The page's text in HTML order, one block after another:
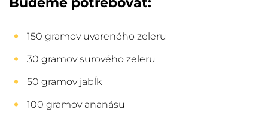
150 gramov uvareného zeleru
30 gramov surového zeleru
50 gramov jabĺk
100 gramov ananásu